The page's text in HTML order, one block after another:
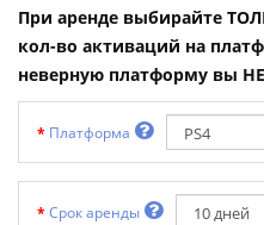
При аренде выбирайте
кол-во активаций на
неверную платформу вы
Платформа
Срок аренды